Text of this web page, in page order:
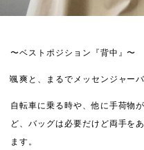
〜ベストポジション『背中』〜
颯爽と、まるでメッセンジャー
自転車に乗る時や、他に手荷物
ど、バッグは必要だけど両手を
ます。